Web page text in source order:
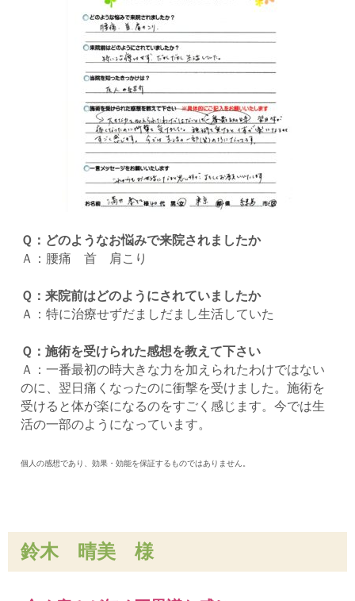
Ｑ：どのようなお悩みで来院されましたか
Ａ：腰痛 首 肩こり
Ｑ：来院前はどのようにされていましたか
Ａ：特に治療せずだましだまし生活していた
Ｑ：施術を受けられた感想を教えて下さい
Ａ：一番最初の時大きな力を加えられたわけではない
のに、翌日痛くなったのに衝撃を受けました。施術を
受けると体が楽になるのをすごく感じます。今では生
活の一部のようになっています。
個人の感想であり、効果・効能を保証するものではありません。
鈴木 晴美 様